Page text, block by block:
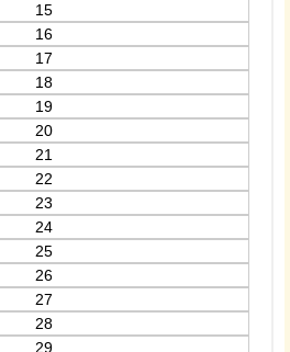
15
16
17
18
19
20
21
22
23
24
25
26
27
28
29